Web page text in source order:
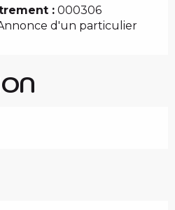
: 000306
d'un particulier